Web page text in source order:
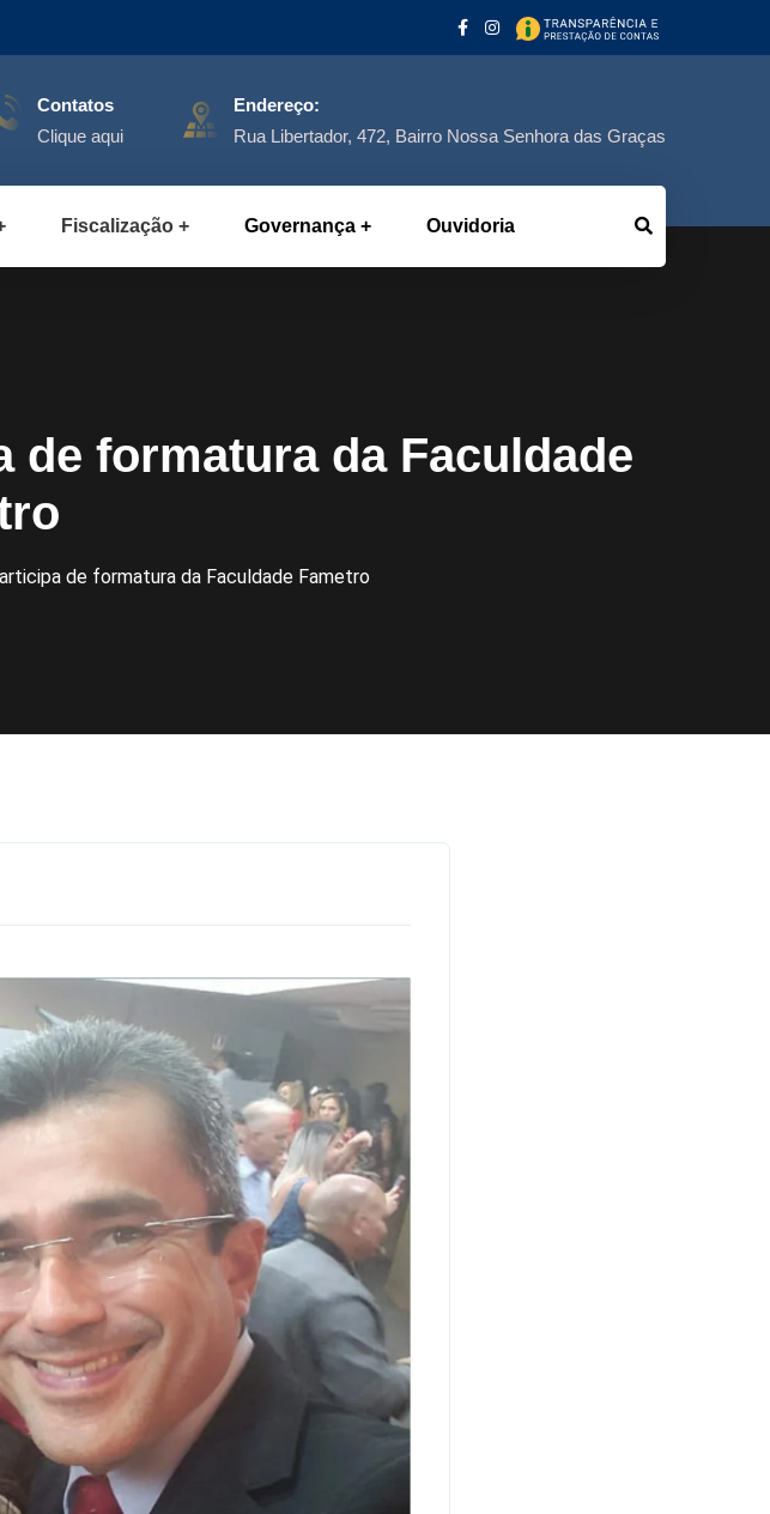
Contatos
Clique aqui
Endereço:
Rua Libertador, 472, Bairro Nossa Senhora das Graças
Fiscalização Governança Ouvidoria
de formatura da Faculdade
de formatura da Faculdade Fametro